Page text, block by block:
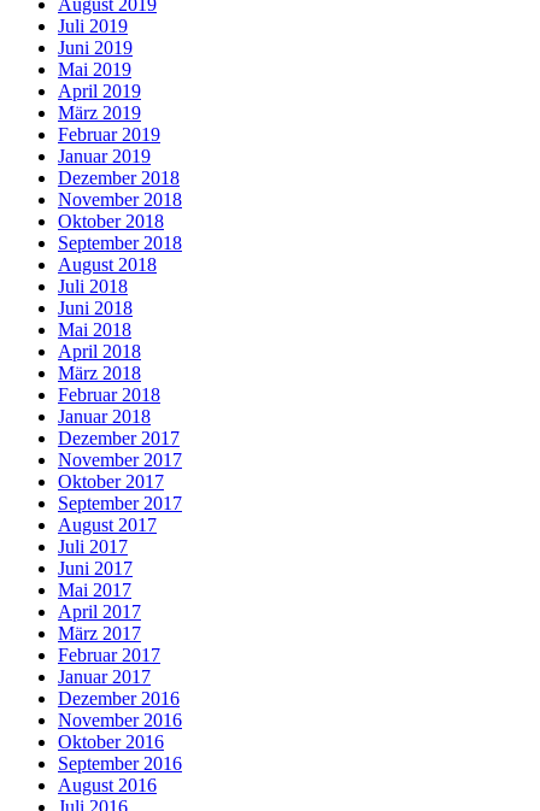
August 2019
Juli 2019
Juni 2019
Mai 2019
April 2019
März 2019
Februar 2019
Januar 2019
Dezember 2018
November 2018
Oktober 2018
September 2018
August 2018
Juli 2018
Juni 2018
Mai 2018
April 2018
März 2018
Februar 2018
Januar 2018
Dezember 2017
November 2017
Oktober 2017
September 2017
August 2017
Juli 2017
Juni 2017
Mai 2017
April 2017
März 2017
Februar 2017
Januar 2017
Dezember 2016
November 2016
Oktober 2016
September 2016
August 2016
Juli 2016